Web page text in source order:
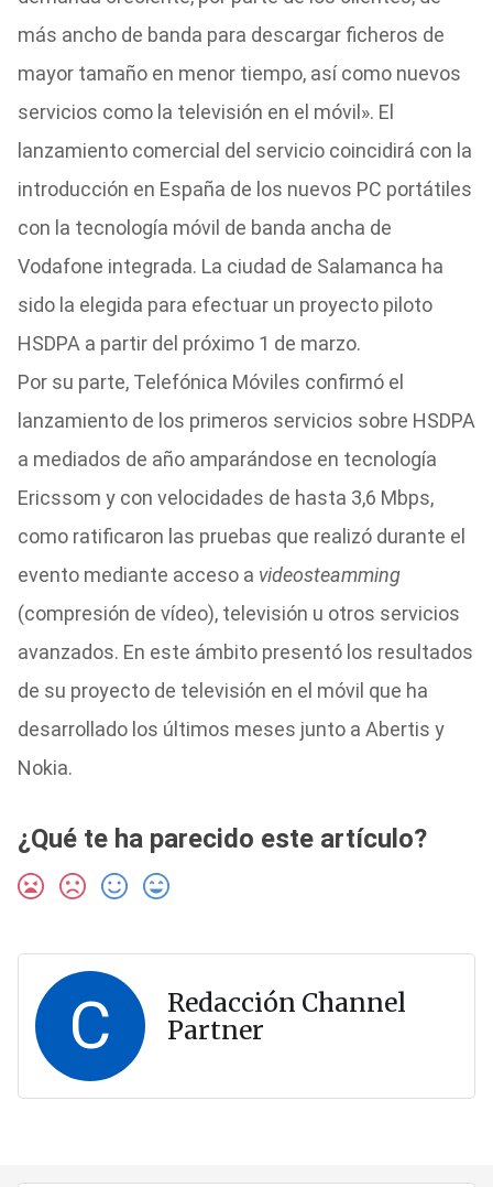
más ancho de banda para descargar ficheros de
mayor tamaño en menor tiempo, así como nuevos
servicios como la televisión en el móvil». El
lanzamiento comercial del servicio coincidirá con la
introducción en España de los nuevos PC portátiles
con la tecnología móvil de banda ancha de
Vodafone integrada. La ciudad de Salamanca ha
sido la elegida para efectuar un proyecto piloto
HSDPA a partir del próximo 1 de marzo.
Por su parte, Telefónica Móviles confirmó el
lanzamiento de los primeros servicios sobre HSDPA
a mediados de año amparándose en tecnología
Ericssom y con velocidades de hasta 3,6 Mbps,
como ratificaron las pruebas que realizó durante el
evento mediante acceso a videosteamming
(compresión de vídeo), televisión u otros servicios
avanzados. En este ámbito presentó los resultados
de su proyecto de televisión en el móvil que ha
desarrollado los últimos meses junto a Abertis y
Nokia.
¿Qué te ha parecido este artículo?
C
Redacción Channel
Partner